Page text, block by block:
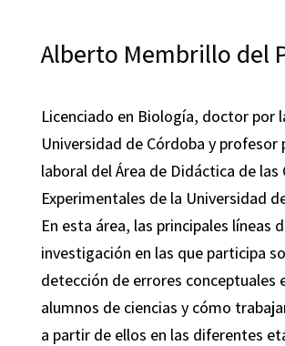
Alberto Membrillo del
Licenciado en Biología, doctor por
Universidad de Córdoba y profesor
laboral del Área de Didáctica de las
Experimentales de la Universidad
En esta área, las principales líneas
investigación en las que participa
detección de errores conceptuales
alumnos de ciencias y cómo
a partir de ellos en las diferentes